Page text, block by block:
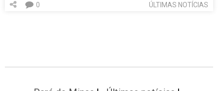
ÚLTIMAS NOTÍCIAS
0